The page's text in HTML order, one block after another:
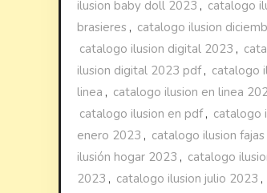
ilusion baby doll 2023 , catalogo
brasieres , catalogo ilusion
catalogo ilusion digital 2023 ,
ilusion digital 2023 pdf, catalogo
linea , catalogo ilusion en linea
catalogo ilusion en pdf, catalogo
enero 2023 , catalogo ilusion fajas
ilusión hogar 2023 , catalogo
2023 , catalogo ilusion julio 2023 ,